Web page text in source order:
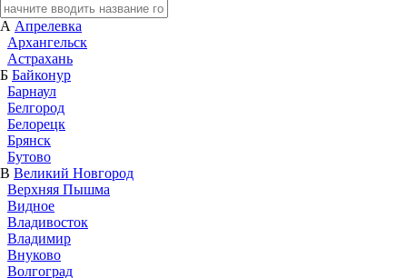
А Апрелевка
Архангельск
Астрахань
Б Байконур
Барнаул
Белгород
Белорецк
Брянск
Бутово
В Великий Новгород
Верхняя Пышма
Видное
Владивосток
Владимир
Внуково
Волгоград